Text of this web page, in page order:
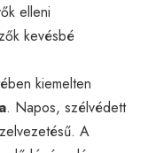
elleni
kevésbé
kiemelten
. Napos, szélvédett
A